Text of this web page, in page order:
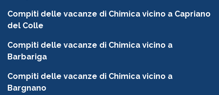
Compiti delle vacanze di Chimica vicino a Capriano
del Colle
Compiti delle vacanze di Chimica vicino a
Barbariga
Compiti delle vacanze di Chimica vicino a
Bargnano